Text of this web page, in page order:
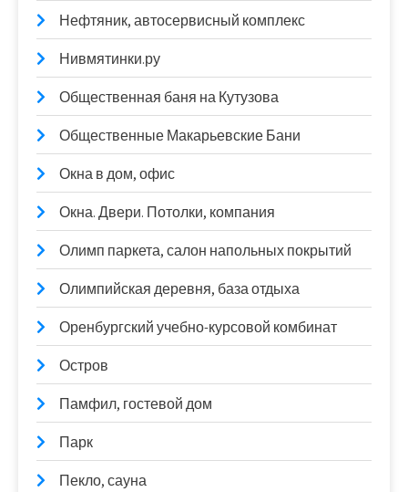
Нефтяник, автосервисный комплекс
Нивмятинки.ру
Общественная баня на Кутузова
Общественные Макарьевские Бани
Окна в дом, офис
Окна. Двери. Потолки, компания
Олимп паркета, салон напольных покрытий
Олимпийская деревня, база отдыха
Оренбургский учебно-курсовой комбинат
Остров
Памфил, гостевой дом
Парк
Пекло, сауна